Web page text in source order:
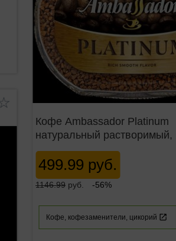
Кофе Ambassador Platinum
натуральный растворимый,
499.99 руб.
1146.99 руб. -56%
Кофе, кофезаменители, цикорий